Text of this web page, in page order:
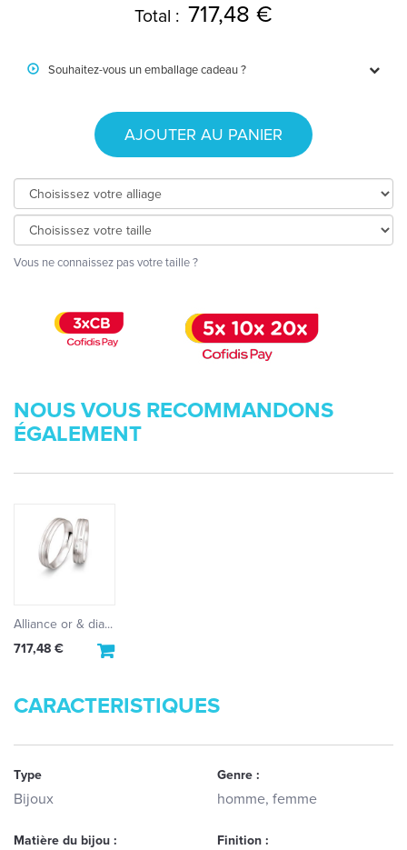
Total : 717,48 €
Souhaitez-vous un emballage cadeau ?
AJOUTER AU PANIER
Vous ne connaissez pas votre taille ?
NOUS VOUS RECOMMANDONS
ÉGALEMENT
Alliance or & dia...
717,48 €
CARACTERISTIQUES
Type
Bijoux
Genre :
homme, femme
Matière du bijou : Finition :